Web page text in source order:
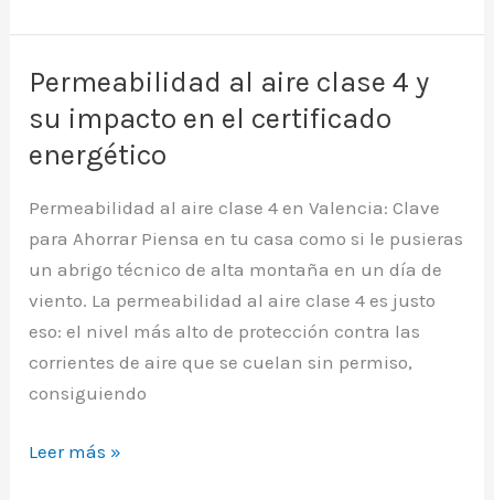
un
puente
térmico:
La
guía
ahorrar
Permeabilidad al aire clase 4 y
su impacto en el certificado
energético
Permeabilidad al aire clase 4 en Valencia: Clave
para Ahorrar Piensa en tu casa como si le pusieras
un abrigo técnico de alta montaña en un día de
viento. La permeabilidad al aire clase 4 es justo
eso: el nivel más alto de protección contra las
corrientes de aire que se cuelan sin permiso,
consiguiendo
Permeabilidad
Leer más »